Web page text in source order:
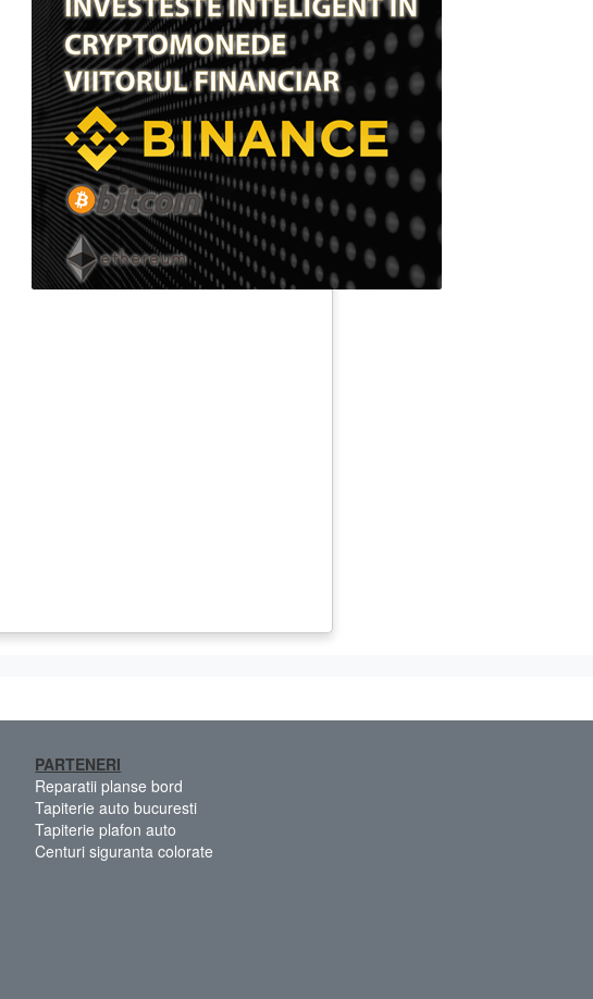
PARTENERI
Reparatii planse bord
Tapiterie auto bucuresti
Tapiterie plafon auto
Centuri siguranta colorate